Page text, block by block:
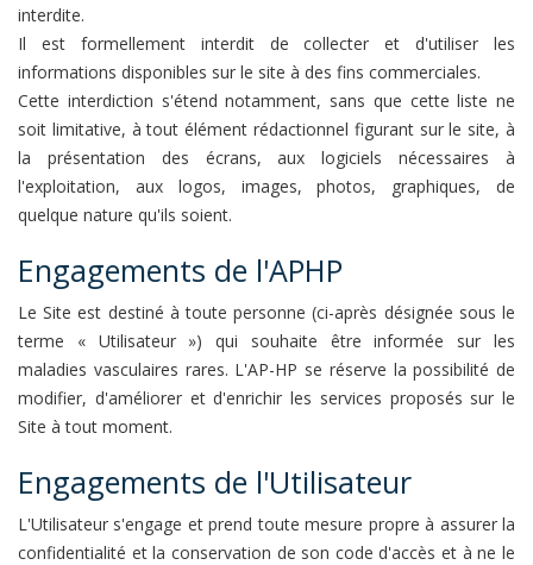
interdite.
Il est formellement interdit de collecter et d'utiliser les
informations disponibles sur le site à des fins commerciales.
Cette interdiction s'étend notamment, sans que cette liste ne
soit limitative, à tout élément rédactionnel figurant sur le site, à
la présentation des écrans, aux logiciels nécessaires à
l'exploitation, aux logos, images, photos, graphiques, de
quelque nature qu'ils soient.
Engagements de l'APHP
Le Site est destiné à toute personne (ci-après désignée sous le
terme « Utilisateur ») qui souhaite être informée sur les
maladies vasculaires rares. L'AP-HP se réserve la possibilité de
modifier, d'améliorer et d'enrichir les services proposés sur le
Site à tout moment.
Engagements de l'Utilisateur
L'Utilisateur s'engage et prend toute mesure propre à assurer la
confidentialité et la conservation de son code d'accès et à ne le